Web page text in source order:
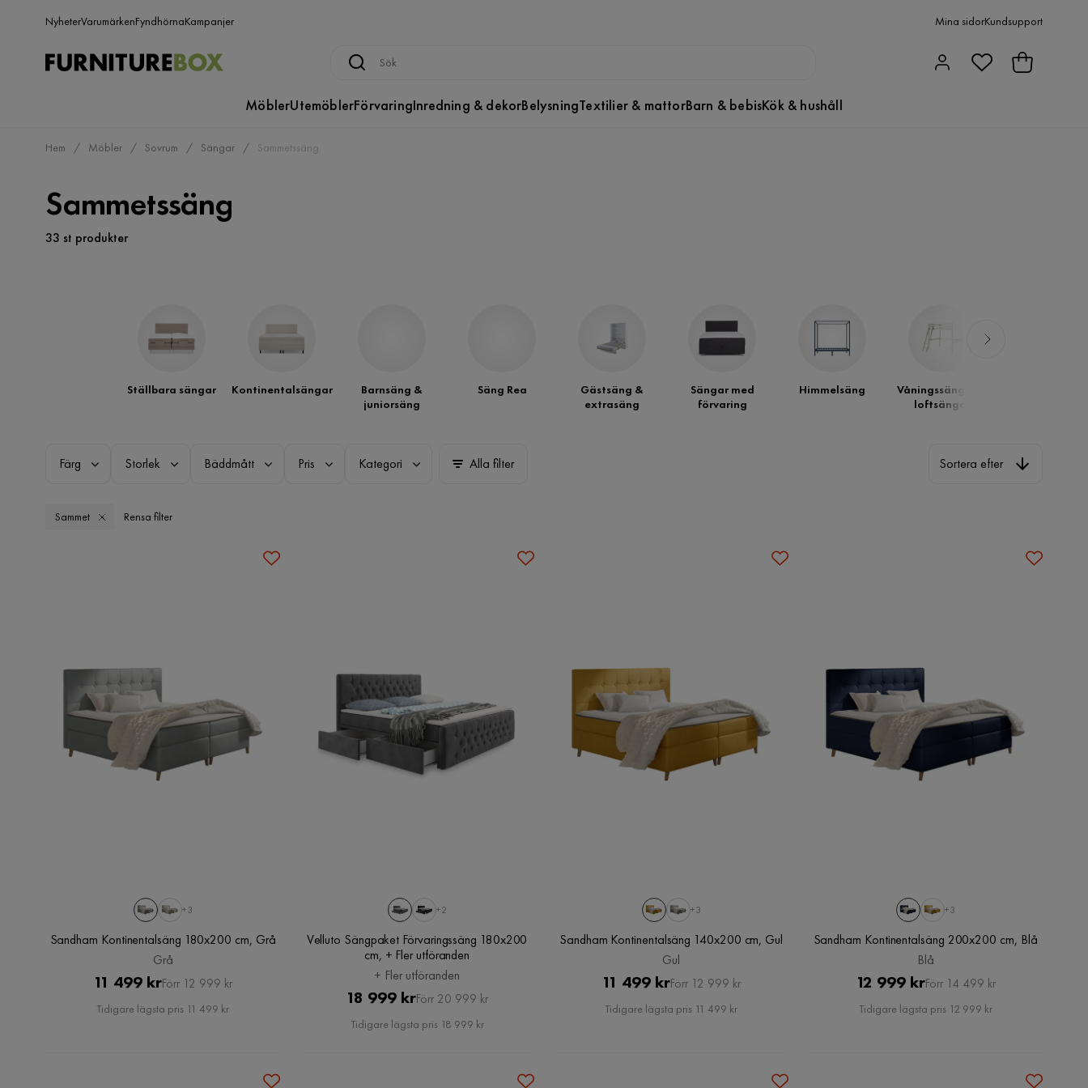
NyheterVarumärkenFyndhörnaKampanjer Mina sidorKundsupport
MöblerUtemöblerFörvaringInredning & dekorBelysningTextilier & mattorBarn & bebisKök & hushåll
Hem Möbler Sovrum Sängar Sammetssäng
Sammetssäng
33 st produkter
Ställbara sängar Kontinentalsängar
Barnsäng &
juniorsäng
Säng Rea
Gästsäng &
extrasäng
Sängar med
förvaring
Himmelsäng
Våningssängar &
loftsängar
Färg Storlek Bäddmått Pris Kategori Alla filter Sortera efter
Sammet Rensa filter
+3
Sandham Kontinentalsäng 180x200 cm, Grå
Grå
Pris
11 499 krOriginal
Pris
Förr 12 999 kr
Tidigare lägsta pris 11 499 kr
+2
Velluto Sängpaket Förvaringssäng 180x200
cm, + Fler utföranden
+ Fler utföranden
Pris
18 999 krOriginal
Pris
Förr 20 999 kr
Tidigare lägsta pris 18 999 kr
+3
Sandham Kontinentalsäng 140x200 cm, Gul
Gul
Pris
11 499 krOriginal
Pris
Förr 12 999 kr
Tidigare lägsta pris 11 499 kr
+3
Sandham Kontinentalsäng 200x200 cm, Blå
Blå
Pris
12 999 krOriginal
Pris
Förr 14 499 kr
Tidigare lägsta pris 12 999 kr